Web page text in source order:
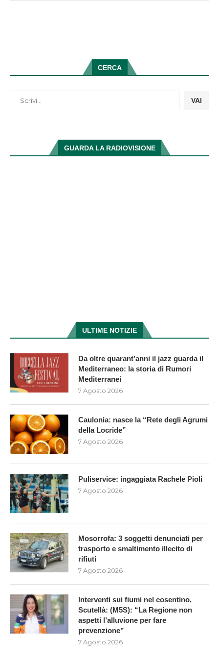
CERCA
VAI
GUARDA LA RADIOVISIONE
ULTIME NOTIZIE
Da oltre quarant’anni il jazz guarda il
Mediterraneo: la storia di Rumori
Mediterranei
7 Agosto 2026
Caulonia: nasce la “Rete degli Agrumi
della Locride”
7 Agosto 2026
Puliservice: ingaggiata Rachele Pioli
7 Agosto 2026
Mosorrofa: 3 soggetti denunciati per
trasporto e smaltimento illecito di
rifiuti
7 Agosto 2026
Interventi sui fiumi nel cosentino,
Scutellà: (M5S): “La Regione non
aspetti l’alluvione per fare
prevenzione”
7 Agosto 2026